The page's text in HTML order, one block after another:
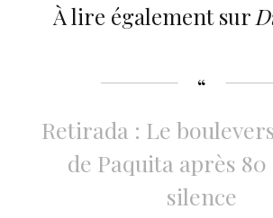
À lire également sur
Retirada : Le
de Paquita après 80
silence